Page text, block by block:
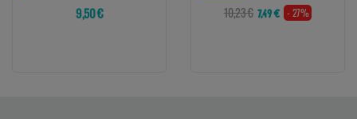
9,50 € 10,23 € 7,49 € - 27%